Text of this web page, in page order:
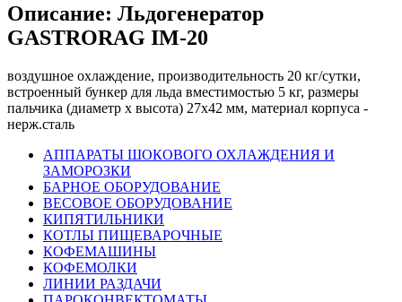
Описание: Льдогенератор
GASTRORAG IM-20
воздушное охлаждение, производительность 20 кг/сутки,
встроенный бункер для льда вместимостью 5 кг, размеры
пальчика (диаметр х высота) 27х42 мм, материал корпуса -
нерж.сталь
АППАРАТЫ ШОКОВОГО ОХЛАЖДЕНИЯ И
ЗАМОРОЗКИ
БАРНОЕ ОБОРУДОВАНИЕ
ВЕСОВОЕ ОБОРУДОВАНИЕ
КИПЯТИЛЬНИКИ
КОТЛЫ ПИЩЕВАРОЧНЫЕ
КОФЕМАШИНЫ
КОФЕМОЛКИ
ЛИНИИ РАЗДАЧИ